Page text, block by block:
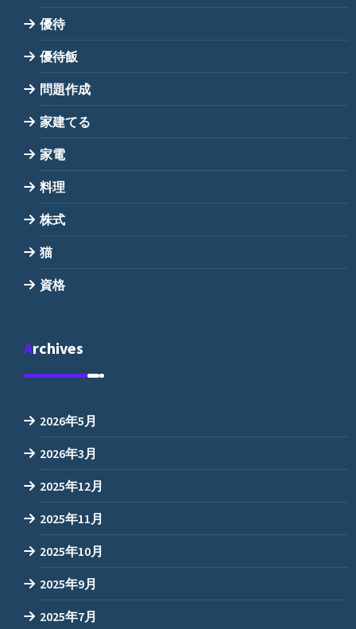
優待
優待飯
問題作成
家建てる
家電
料理
株式
猫
資格
Archives
2026年5月
2026年3月
2025年12月
2025年11月
2025年10月
2025年9月
2025年7月